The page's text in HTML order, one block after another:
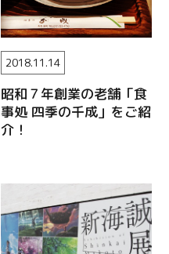
昭和７年創業の老舗「食
事処 四季の千成」をご紹
介！
2018.11.14